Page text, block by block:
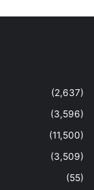
(2,637)
(3,596)
(11,500)
(3,509)
(55)